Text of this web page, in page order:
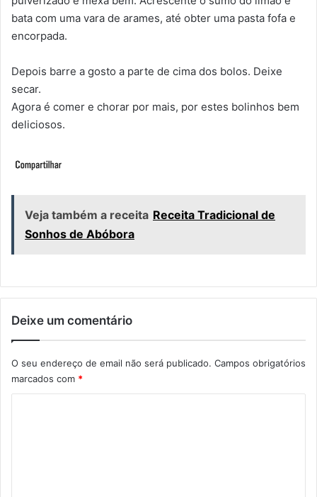
bata com uma vara de arames, até obter uma pasta fofa e
encorpada.
Depois barre a gosto a parte de cima dos bolos. Deixe
secar.
Agora é comer e chorar por mais, por estes bolinhos bem
deliciosos.
Veja também a receita Receita Tradicional de
Sonhos de Abóbora
Deixe um comentário
O seu endereço de email não será publicado. Campos obrigatórios
marcados com *